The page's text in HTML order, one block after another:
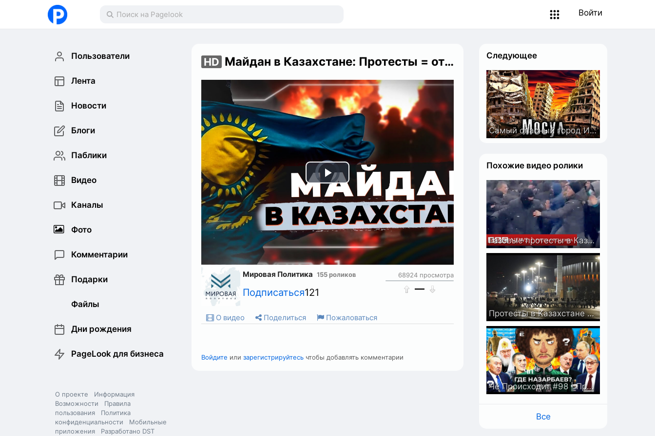
Войти
Пользователи
Лента
Новости
Блоги
Паблики
Видео
Каналы
Фото
Комментарии
Подарки
Файлы
Дни рождения
PageLook для бизнеса
О проекте
Информация
Возможности
Правила
пользования
Политика
конфиденциальности
Мобильные
приложения
Разработано DST
HD Майдан в Казахстане: Протесты = отставка правительства или КАК КАЗАХСТАН СМОГ!
Play
Video
Мировая Политика 155 роликов
Подписаться121
68924 просмотра
—
О видео Поделиться Пожаловаться
Войдите или зарегистрируйтесь чтобы добавлять комментарии
Следующее
Самый опасный город Ирака / Бывшая Столица Запрещённой Группировки / Ирак / Как Люди Живут
Похожие видео ролики
Газовые протесты в Казахстане переросли в столкновения с полицией | Новости Би-би-си
Протесты в Казахстане не утихают
Чё Происходит #98 | Протесты в Казахстане, Лукашенко беспокоится за Минск, Face уехал из России
Все